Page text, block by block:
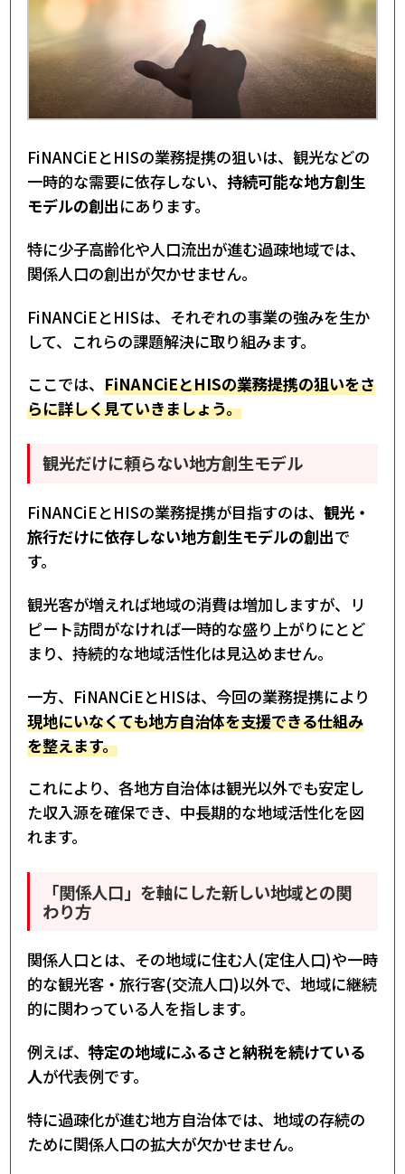
FiNANCiEとHISの業務提携の狙いは、観光などの
一時的な需要に依存しない、 持続可能な地方創生
モデルの創出にあります。
特に少子高齢化や人口流出が進む過疎地域では、
関係人口の創出が欠かせません。
FiNANCiEとHISは、それぞれの事業の強みを生か
して、これらの課題解決に取り組みます。
ここでは、 FiNANCiEとHISの業務提携の狙いをさ
らに詳しく見ていきましょう。
観光だけに頼らない地方創生モデル
FiNANCiEとHISの業務提携が目指すのは、 観光・
旅行だけに依存しない地方創生モデルの創出で
す。
観光客が増えれば地域の消費は増加しますが、リ
ピート訪問がなければ一時的な盛り上がりにとど
まり、持続的な地域活性化は見込めません。
一方、FiNANCiEとHISは、今回の業務提携により
現地にいなくても地方自治体を支援できる仕組み
を整えます。
これにより、各地方自治体は観光以外でも安定し
た収入源を確保でき、中長期的な地域活性化を図
れます。
「関係人口」を軸にした新しい地域との関
わり方
関係人口とは、その地域に住む人(定住人口)や一時
的な観光客・旅行客(交流人口)以外で、地域に継続
的に関わっている人を指します。
例えば、 特定の地域にふるさと納税を続けている
人が代表例です。
特に過疎化が進む地方自治体では、地域の存続の
ために関係人口の拡大が欠かせません。